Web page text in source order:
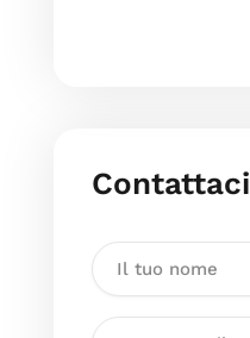
Contattaci